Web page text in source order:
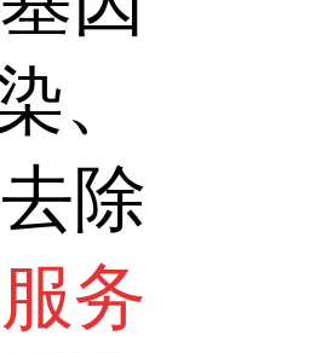
、
除
务